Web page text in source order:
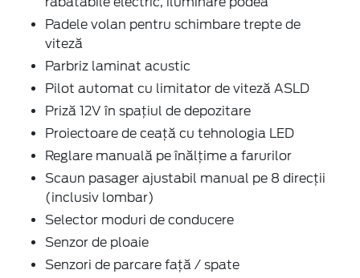
Padele volan pentru schimbare trepte de
viteză
Parbriz laminat acustic
Pilot automat cu limitator de viteză ASLD
Priză 12V în spaţiul de depozitare
Proiectoare de ceaţă cu tehnologia LED
Reglare manuală pe înălţime a farurilor
Scaun pasager ajustabil manual pe 8 direcţii
(inclusiv lombar)
Selector moduri de conducere
Senzor de ploaie
Senzori de parcare faţă / spate